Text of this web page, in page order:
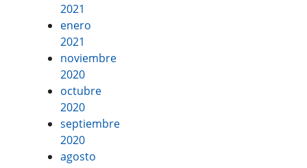
2021
enero
2021
noviembre
2020
octubre
2020
septiembre
2020
agosto